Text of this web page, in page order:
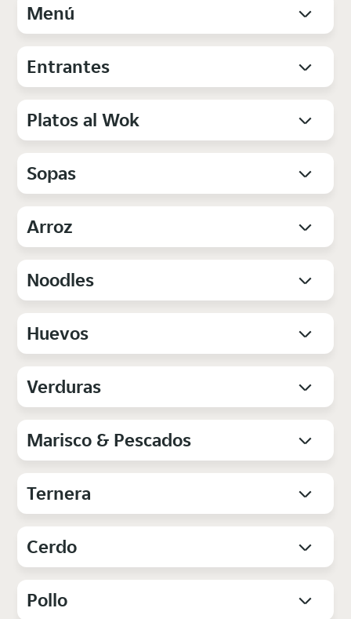
Menú
Entrantes
Platos al Wok
Sopas
Arroz
Noodles
Huevos
Verduras
Marisco & Pescados
Ternera
Cerdo
Pollo